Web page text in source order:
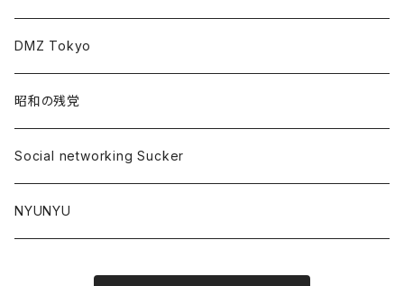
DMZ Tokyo
昭和の残党
Social networking Sucker
NYUNYU